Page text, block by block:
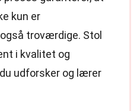
kun er
troværdige. Stol
i kvalitet og
udforsker og lærer